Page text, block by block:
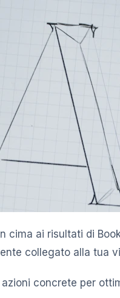
cima ai risultati di
collegato alla tua
concrete per